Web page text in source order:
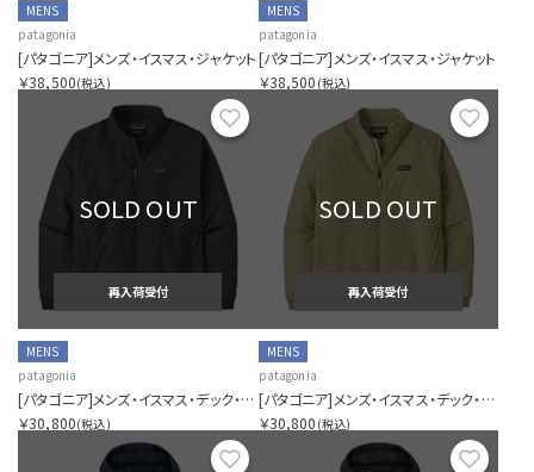
MENS
patagonia
[パタゴニア]メンズ・イスマス・ジャケット
￥38,500(税込)
MENS
patagonia
[パタゴニア]メンズ・イスマス・ジャケット
￥38,500 (税込)
お気に入り
SOLD OUT
再入荷受付
MENS
patagonia
[パタゴニア]メンズ・イスマス・デック・ジャケット
￥30,800(税込)
SOLD OUT
再入荷受付
MENS
patagonia
[パタゴニア]メンズ・イスマス・デック・ジャケット
￥30,800 (税込)
お気に入り